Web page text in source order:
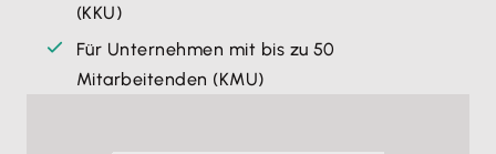
(KKU)
Für Unternehmen mit bis zu 50
Mitarbeitenden (KMU)